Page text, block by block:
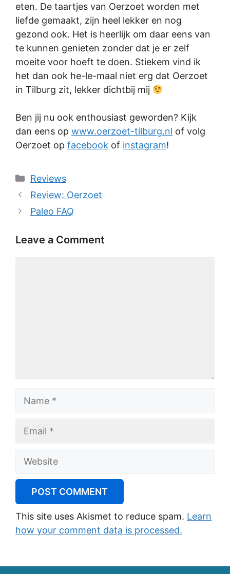
eten. De taartjes van Oerzoet worden met
liefde gemaakt, zijn heel lekker en nog
gezond ook. Het is heerlijk om daar eens van
te kunnen genieten zonder dat je er zelf
moeite voor hoeft te doen. Stiekem vind ik
het dan ook he-le-maal niet erg dat Oerzoet
in Tilburg zit, lekker dichtbij mij
Ben jij nu ook enthousiast geworden? Kijk
dan eens op www.oerzoet-tilburg.nl of volg
Oerzoet op facebook of instagram!
Categories
Reviews
Review: Oerzoet
Paleo FAQ
Leave a Comment
Website
This site uses Akismet to reduce spam. Learn
how your comment data is processed.